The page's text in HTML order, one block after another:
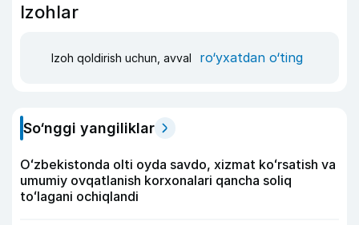
Izohlar
Izoh qoldirish uchun, avval ro‘yxatdan o‘ting
So‘nggi yangiliklar
Oʻzbekistonda olti oyda savdo, xizmat koʻrsatish va
umumiy ovqatlanish korxonalari qancha soliq
toʻlagani ochiqlandi